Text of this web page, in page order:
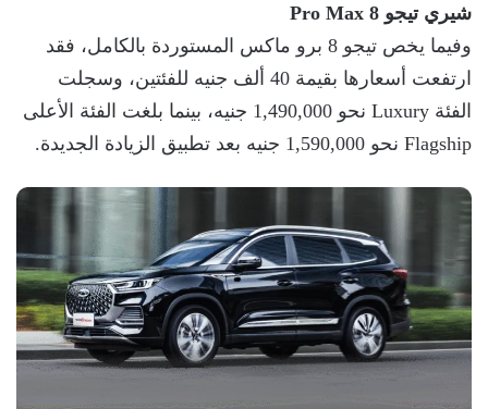
شيري تيجو 8 Pro Max
وفيما يخص تيجو 8 برو ماكس المستوردة بالكامل، فقد
ارتفعت أسعارها بقيمة 40 ألف جنيه للفئتين، وسجلت
الفئة Luxury نحو 1,490,000 جنيه، بينما بلغت الفئة الأعلى
Flagship نحو 1,590,000 جنيه بعد تطبيق الزيادة الجديدة.